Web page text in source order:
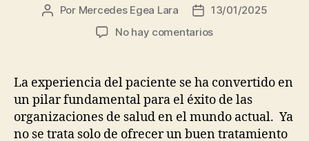
Autor
Por Mercedes Egea Lara
Fecha
de
13/01/2025
No hay comentariosen
experiencia
del
paciente
La experiencia del paciente se ha convertido en
un pilar fundamental para el éxito de las
organizaciones de salud en el mundo actual. Ya
no se trata solo de ofrecer un buen tratamiento